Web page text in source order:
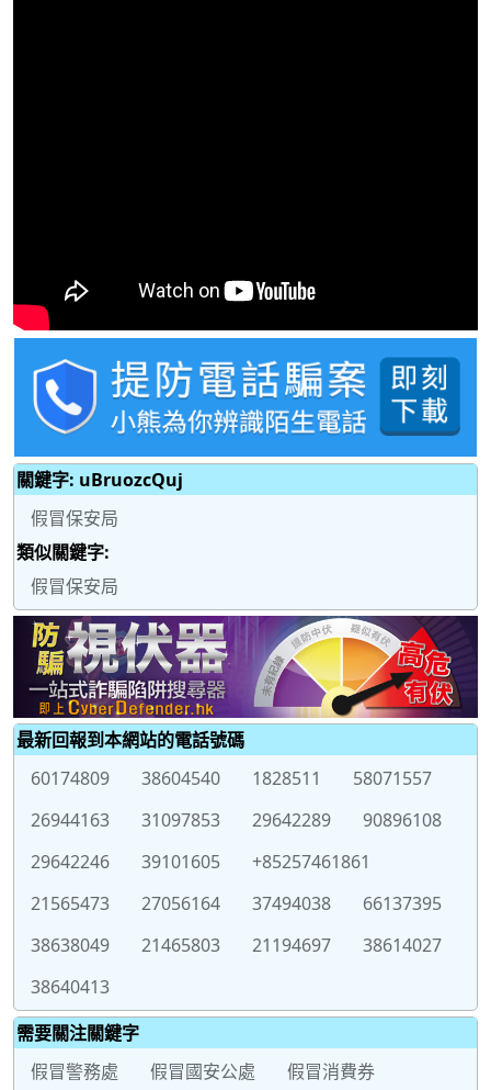
關鍵字: uBruozcQuj
假冒保安局
類似關鍵字:
假冒保安局
最新回報到本網站的電話號碼
60174809
38604540 1828511
58071557
26944163
31097853 29642289
90896108
29642246
39101605
+85257461861
21565473
27056164 37494038
66137395
38638049
21465803 21194697
38614027
38640413
需要關注關鍵字
假冒警務處
假冒國安公處 假冒消費券